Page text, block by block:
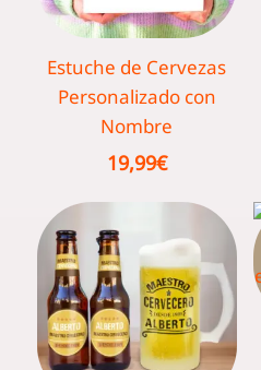
Estuche de Cervezas
Personalizado con
Nombre
19,99€